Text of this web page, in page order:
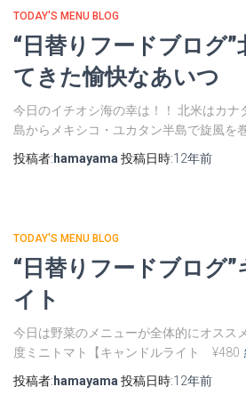
TODAY'S MENU BLOG
“日替りフードブログ
てきた愉快なあいつ
今日のイチオシ海の幸は！！ 北米はカナ
島からメキシコ・ユカタン半島で旋風を
投稿者: hamayama 投稿日時:12年前
TODAY'S MENU BLOG
“日替りフードブログ
イト
今日は野菜のメニューが全体的にオスス
度ミニトマト【キャンドルライト ¥480
投稿者: hamayama 投稿日時:12年前